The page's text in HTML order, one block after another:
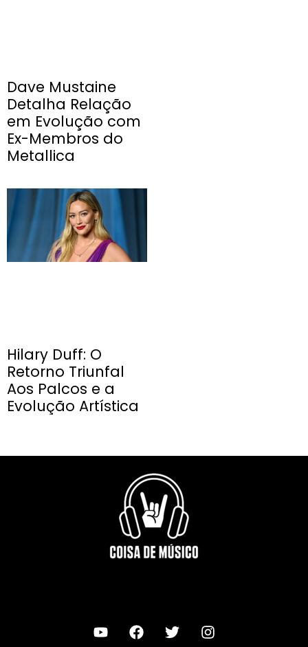
Dave Mustaine
Detalha Relação
em Evolução com
Ex-Membros do
Metallica
Hilary Duff: O
Retorno Triunfal
Aos Palcos e a
Evolução Artística